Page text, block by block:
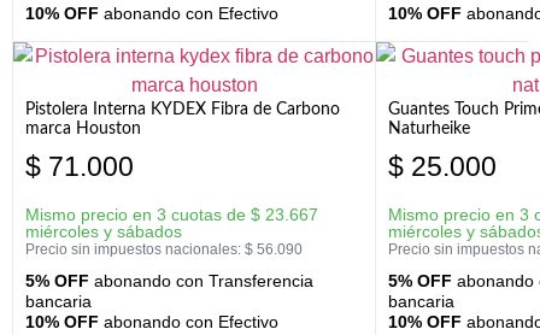
10% OFF abonando con Efectivo
10% OFF
Pistolera Interna KYDEX Fibra de Carbono
marca Houston
$ 71.000
Mismo precio en 3 cuotas de $ 23.667
miércoles y sábados
Precio sin impuestos nacionales: $ 56.090
5% OFF abonando con Transferencia
bancaria
10% OFF abonando con Efectivo
Guantes Touch
Naturheike
$ 25.000
Mismo precio en 3
miércoles y
Precio sin impuestos
5% OFF abonando
bancaria
10% OFF